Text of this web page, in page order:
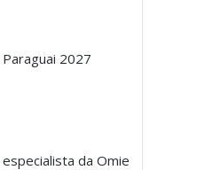
2027
da Omie